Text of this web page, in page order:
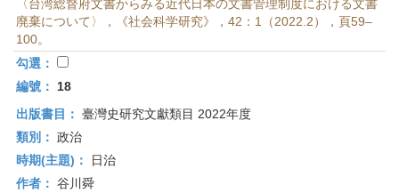
〈台湾総督府文書からみる近代日本の文書管理制度における文書
廃棄について〉，《社会科学研究》，42：1（2022.2），頁59–
100。
勾選：
編號：
18
出版書目： 臺灣史研究文獻類目 2022年度
類別： 政治
時期(主題)：
日治
作者： 谷川舜